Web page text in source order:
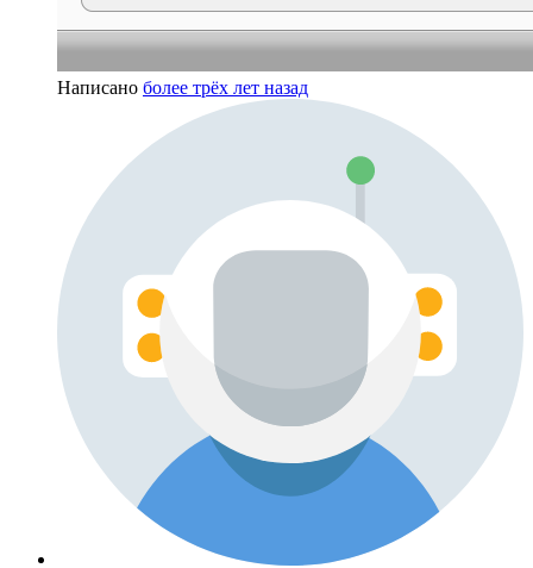
Написано более трёх лет назад